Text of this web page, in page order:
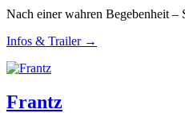
Nach einer wahren Begebenheit –
Infos & Trailer →
Frantz